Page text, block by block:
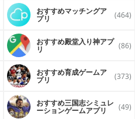
おすすめマッチングア
プリ (464)
おすすめ殿堂入り神アプ
リ (86)
おすすめ育成ゲームア
プリ (373)
おすすめ三国志シミュレ
ーションゲームアプリ (49)